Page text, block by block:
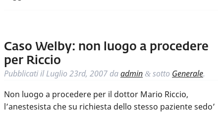
Caso Welby: non luogo a procedere
per Riccio
Pubblicati ilLuglio 23rd, 2007 daadmin & sotto Generale.
Non luogo a procedere per il dottor Mario Riccio,
l’anestesista che su richiesta dello stesso paziente sedo’